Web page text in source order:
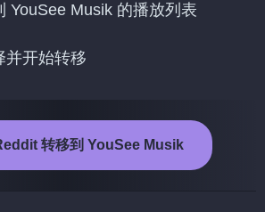
YouSee Musik 的播放列表
并开始转移
转移到 YouSee Musik